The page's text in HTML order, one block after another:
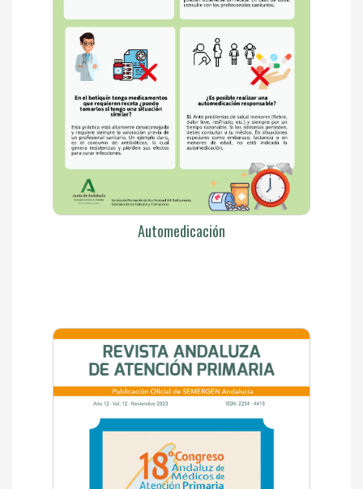
Automedicación